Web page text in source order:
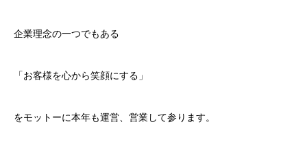
企業理念の一つでもある
「お客様を心から笑顔にする」
をモットーに本年も運営、営業して参ります。